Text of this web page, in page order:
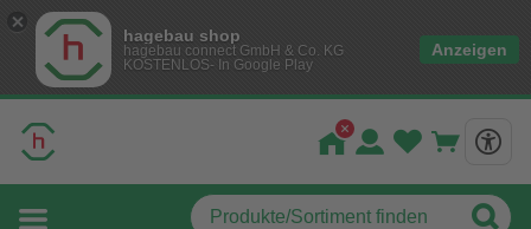
hagebau shop
hagebau connect GmbH & Co. KG
KOSTENLOS- In Google Play
Anzeigen